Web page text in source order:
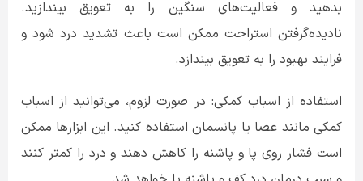
بدهید و فعالیت‌های سنگین را به تعویق بیندازید.
نادیده‌گرفتن استراحت ممکن است باعث تشدید درد شود و
فرایند بهبود را به تعویق بیندازد.
استفاده از اسباب کمکی: در صورت لزوم، می‌توانید از اسباب
کمکی مانند عصا یا پانسمان استفاده کنید. این ابزارها ممکن
است فشار روی پا و پاشنه را کاهش دهند و درد را کمتر کنند